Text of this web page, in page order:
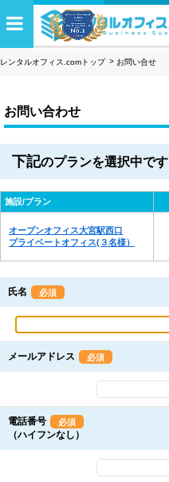
レンタルオフィス.comトップ お問い合せ
お問い合わせ
下記のプランを選択中です
施設/プラン
オープンオフィス大宮駅西口
プライベートオフィス(３名様）
氏名 必須
メールアドレス 必須
電話番号 必須
（ハイフンなし）